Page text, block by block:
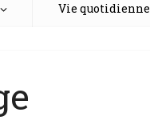
Vie quotidienne